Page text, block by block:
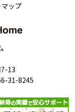
ップ
13
31-8245